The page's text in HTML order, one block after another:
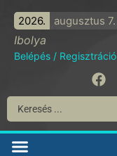
2026. augusztus 7.
Ibolya
Belépés / Regisztráció